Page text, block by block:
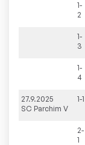
1-
2
1-
3
1-
4
27.9.2025
SC Parchim V
1-1
2-
1